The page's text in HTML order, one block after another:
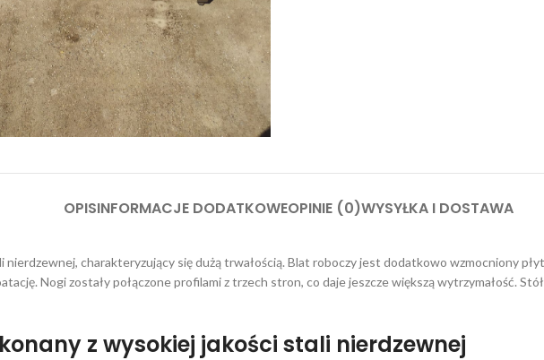
OPISINFORMACJE DODATKOWEOPINIE (0)WYSYŁKA I DOSTAWA
charakteryzujący się dużą trwałością. Blat roboczy jest dodatkowo wzmocniony
Nogi zostały połączone profilami z trzech stron, co daje jeszcze większą wytrzymałość.
z wysokiej jakości stali nierdzewnej